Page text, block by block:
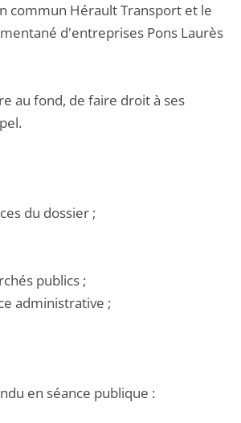
commun Hérault Transport et le
d'entreprises Pons Laurès
au fond, de faire droit à ses
du dossier ;
publics ;
administrative ;
en séance publique :